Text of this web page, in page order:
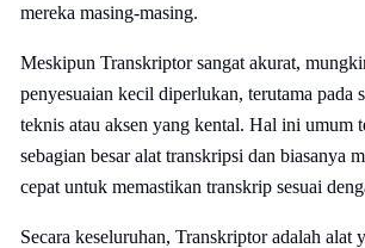
mereka masing-masing.
Meskipun Transkriptor sangat akurat,
penyesuaian kecil diperlukan, terutama pada
teknis atau aksen yang kental. Hal ini umum
sebagian besar alat transkripsi dan biasanya
cepat untuk memastikan transkrip sesuai
Secara keseluruhan, Transkriptor adalah alat